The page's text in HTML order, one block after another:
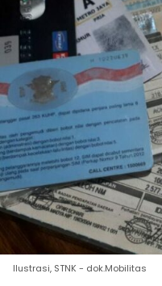
Ilustrasi, STNK - dok.Mobilitas